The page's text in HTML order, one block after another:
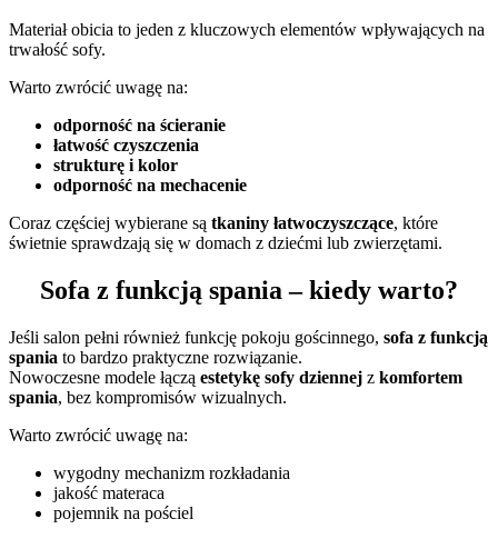
Materiał obicia to jeden z kluczowych elementów wpływających na
trwałość sofy.
Warto zwrócić uwagę na:
odporność na ścieranie
łatwość czyszczenia
strukturę i kolor
odporność na mechacenie
Coraz częściej wybierane są tkaniny łatwoczyszczące, które
świetnie sprawdzają się w domach z dziećmi lub zwierzętami.
Sofa z funkcją spania – kiedy warto?
Jeśli salon pełni również funkcję pokoju gościnnego, sofa z funkcją
spania to bardzo praktyczne rozwiązanie.
Nowoczesne modele łączą estetykę sofy dziennej z komfortem
spania, bez kompromisów wizualnych.
Warto zwrócić uwagę na:
wygodny mechanizm rozkładania
jakość materaca
pojemnik na pościel